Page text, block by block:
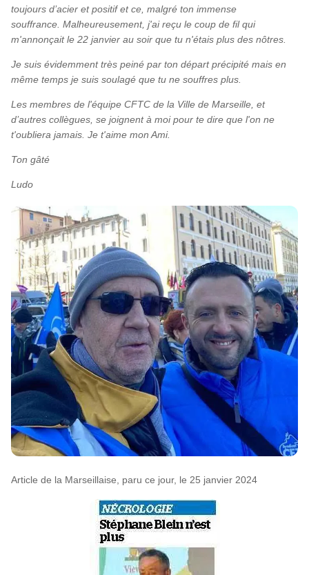
toujours d’acier et positif et ce, malgré ton immense
souffrance. Malheureusement, j'ai reçu le coup de fil qui
m'annonçait le 22 janvier au soir que tu n'étais plus des nôtres.
Je suis évidemment très peiné par ton départ précipité mais en
même temps je suis soulagé que tu ne souffres plus.
Les membres de l'équipe CFTC de la Ville de Marseille, et
d’autres collègues, se joignent à moi pour te dire que l'on ne
t'oubliera jamais. Je t'aime mon Ami.
Ton gâté
Ludo
Article de la Marseillaise, paru ce jour, le 25 janvier 2024